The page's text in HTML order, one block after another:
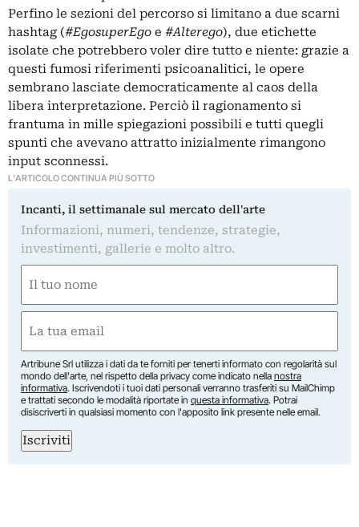
Perfino le sezioni del percorso si limitano a due scarni
hashtag (#EgosuperEgo e #Alterego), due etichette
isolate che potrebbero voler dire tutto e niente: grazie a
questi fumosi riferimenti psicoanalitici, le opere
sembrano lasciate democraticamente al caos della
libera interpretazione. Perciò il ragionamento si
frantuma in mille spiegazioni possibili e tutti quegli
spunti che avevano attratto inizialmente rimangono
input sconnessi.
L'ARTICOLO CONTINUA PIÙ SOTTO
Incanti, il settimanale sul mercato dell'arte
Informazioni, numeri, tendenze, strategie,
investimenti, gallerie e molto altro.
(Obbligatorio)
(Obbligatorio)
Artribune Srl utilizza i dati da te forniti per tenerti informato con regolarità sul
mondo dell'arte, nel rispetto della privacy come indicato nella nostra
informativa. Iscrivendoti i tuoi dati personali verranno trasferiti su MailChimp
e trattati secondo le modalità riportate in questa informativa. Potrai
disiscriverti in qualsiasi momento con l'apposito link presente nelle email.
Iscriviti